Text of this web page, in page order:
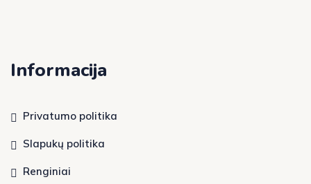
Informacija
Privatumo politika
Slapukų politika
Renginiai